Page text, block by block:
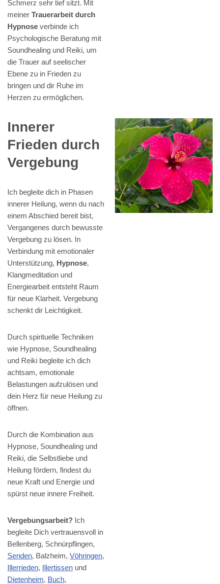
Schmerz sehr tief sitzt. Mit
meiner Trauerarbeit durch
Hypnose verbinde ich
Psychologische Beratung mit
Soundhealing und Reiki, um
die Trauer auf seelischer
Ebene zu in Frieden zu
bringen und dir Ruhe im
Herzen zu ermöglichen.
Innerer
Frieden durch
Vergebung
Ich begleite dich in Phasen
innerer Heilung, wenn du nach
einem Abschied bereit bist,
Vergangenes durch bewusste
Vergebung zu lösen. In
Verbindung mit emotionaler
Unterstützung, Hypnose,
Klangmeditation und
Energiearbeit entsteht Raum
für neue Klarheit. Vergebung
schenkt dir Leichtigkeit.
Durch spirituelle Techniken
wie Hypnose, Soundhealing
und Reiki begleite ich dich
achtsam, emotionale
Belastungen aufzulösen und
dein Herz für neue Heilung zu
öffnen.
Durch die Kombination aus
Hypnose, Soundhealing und
Reiki, die Selbstliebe und
Heilung fördern, findest du
neue Kraft und Energie und
spürst neue innere Freiheit.
Vergebungsarbeit? Ich
begleite Dich vertrauensvoll in
Bellenberg, Schnürpflingen,
Senden, Balzheim, Vöhringen,
Illerrieden, Illertissen und
Dietenheim, Buch,